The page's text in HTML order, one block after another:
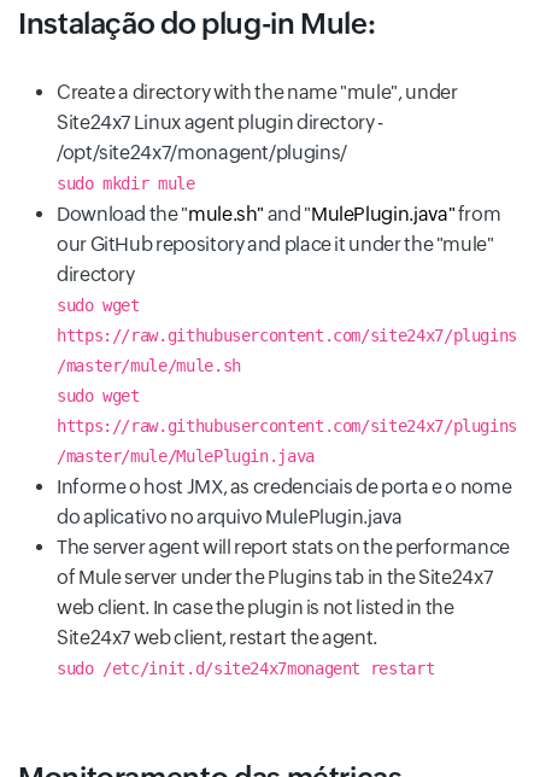
Instalação do plug-in Mule:
Create a directory with the name "mule", under
Site24x7 Linux agent plugin directory -
/opt/site24x7/monagent/plugins/
sudo mkdir mule
Download the "mule.sh" and "MulePlugin.java"from
our GitHub repository and place it under the "mule"
directory
sudo wget
https://raw.githubusercontent.com/site24x7/plugins
/master/mule/mule.sh
sudo wget
https://raw.githubusercontent.com/site24x7/plugins
/master/mule/MulePlugin.java
Informe o host JMX, as credenciais de porta e o nome
do aplicativo no arquivo MulePlugin.java
The server agent will report stats on the performance
of Mule server under the Plugins tab in the Site24x7
web client. In case the plugin is not listed in the
Site24x7 web client, restart the agent.
sudo /etc/init.d/site24x7monagent restart